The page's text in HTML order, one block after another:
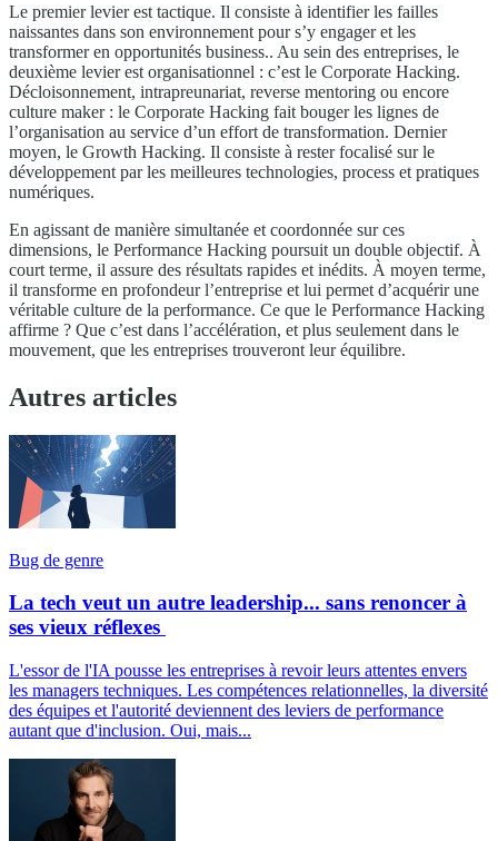
Le premier levier est tactique. Il consiste à identifier les failles
naissantes dans son environnement pour s’y engager et les
transformer en opportunités business.. Au sein des entreprises, le
deuxième levier est organisationnel : c’est le Corporate Hacking.
Décloisonnement, intrapreunariat, reverse mentoring ou encore
culture maker : le Corporate Hacking fait bouger les lignes de
l’organisation au service d’un effort de transformation. Dernier
moyen, le Growth Hacking. Il consiste à rester focalisé sur le
développement par les meilleures technologies, process et pratiques
numériques.
En agissant de manière simultanée et coordonnée sur ces
dimensions, le Performance Hacking poursuit un double objectif. À
court terme, il assure des résultats rapides et inédits. À moyen terme,
il transforme en profondeur l’entreprise et lui permet d’acquérir une
véritable culture de la performance. Ce que le Performance Hacking
affirme ? Que c’est dans l’accélération, et plus seulement dans le
mouvement, que les entreprises trouveront leur équilibre.
Autres articles
Bug de genre
La tech veut un autre leadership... sans renoncer à
ses vieux réflexes
L'essor de l'IA pousse les entreprises à revoir leurs attentes envers
les managers techniques. Les compétences relationnelles, la diversité
des équipes et l'autorité deviennent des leviers de performance
autant que d'inclusion. Oui, mais...